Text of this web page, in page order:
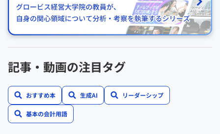
記事・動画の注目タグ
おすすめ本 生成AI リーダーシップ
基本の会計用語